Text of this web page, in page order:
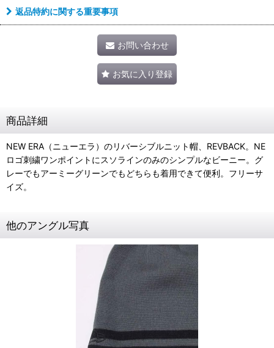
返品特約に関する重要事項
お問い合わせ
お気に入り登録
商品詳細
NEW ERA（ニューエラ）のリバーシブルニット帽、REVBACK。NE
ロゴ刺繍ワンポイントにスソラインのみのシンプルなビーニー。グ
レーでもアーミーグリーンでもどちらも着用できて便利。フリーサ
イズ。
他のアングル写真